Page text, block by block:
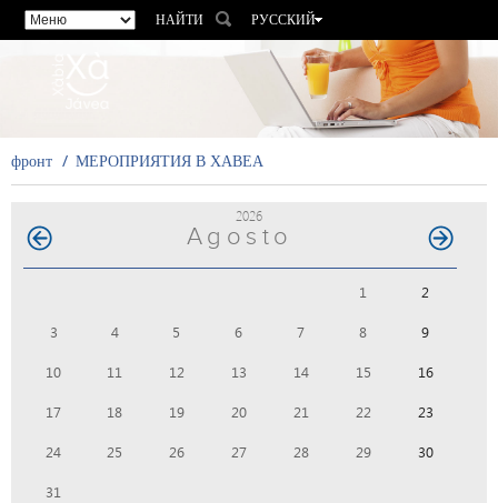
НАЙТИ
РУССКИЙ
ESPAÑOL
VALENCIÀ
фронт МЕРОПРИЯТИЯ В ХАВЕА
2026
Agosto
1 2
3 4 5 6 7 8 9
10 11 12 13 14 15 16
17 18 19 20 21 22 23
24 25 26 27 28 29 30
31